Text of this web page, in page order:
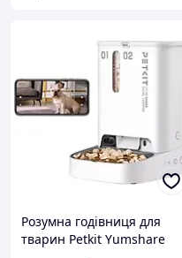
Розумна годівниця для
тварин Petkit Yumshare